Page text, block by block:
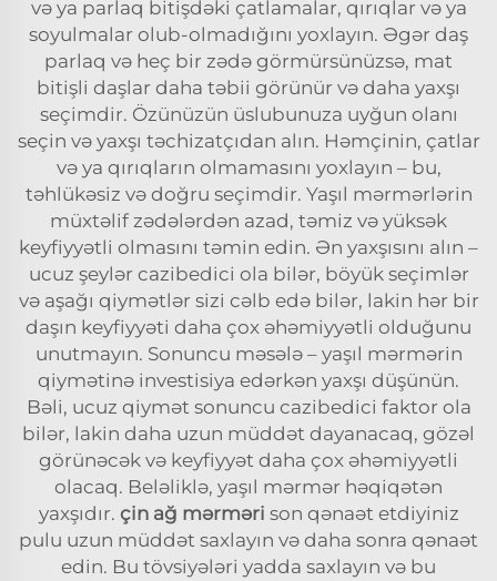
və ya parlaq bitişdəki çatlamalar, qırıqlar və ya
soyulmalar olub-olmadığını yoxlayın. Əgər daş
parlaq və heç bir zədə görmürsünüzsə, mat
bitişli daşlar daha təbii görünür və daha yaxşı
seçimdir. Özünüzün üslubunuza uyğun olanı
seçin və yaxşı təchizatçıdan alın. Həmçinin, çatlar
və ya qırıqların olmamasını yoxlayın – bu,
təhlükəsiz və doğru seçimdir. Yaşıl mərmərlərin
müxtəlif zədələrdən azad, təmiz və yüksək
keyfiyyətli olmasını təmin edin. Ən yaxşısını alın –
ucuz şeylər cazibedici ola bilər, böyük seçimlər
və aşağı qiymətlər sizi cəlb edə bilər, lakin hər bir
daşın keyfiyyəti daha çox əhəmiyyətli olduğunu
unutmayın. Sonuncu məsələ – yaşıl mərmərin
qiymətinə investisiya edərkən yaxşı düşünün.
Bəli, ucuz qiymət sonuncu cazibedici faktor ola
bilər, lakin daha uzun müddət dayanacaq, gözəl
görünəcək və keyfiyyət daha çox əhəmiyyətli
olacaq. Beləliklə, yaşıl mərmər həqiqətən
yaxşıdır. çin ağ mərməri son qənaət etdiyiniz
pulu uzun müddət saxlayın və daha sonra qənaət
edin. Bu tövsiyələri yadda saxlayın və bu